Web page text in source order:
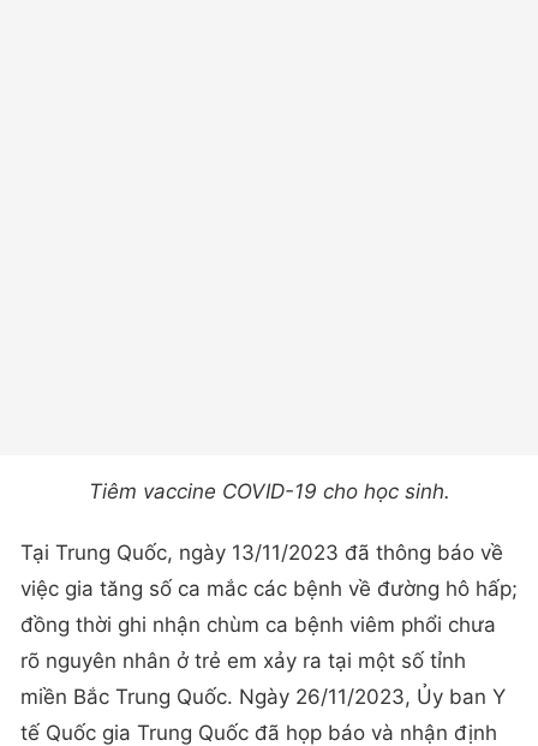
Tiêm vaccine COVID-19 cho học sinh.
Tại Trung Quốc, ngày 13/11/2023 đã thông báo về
việc gia tăng số ca mắc các bệnh về đường hô hấp;
đồng thời ghi nhận chùm ca bệnh viêm phổi chưa
rõ nguyên nhân ở trẻ em xảy ra tại một số tỉnh
miền Bắc Trung Quốc. Ngày 26/11/2023, Ủy ban Y
tế Quốc gia Trung Quốc đã họp báo và nhận định